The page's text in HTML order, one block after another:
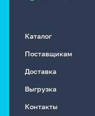
Каталог
Поставщикам
Доставка
Выгрузка
Контакты